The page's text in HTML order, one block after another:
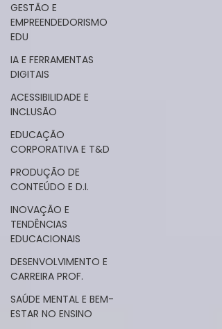
GESTÃO E
EMPREENDEDORISMO
EDU
IA E FERRAMENTAS
DIGITAIS
ACESSIBILIDADE E
INCLUSÃO
EDUCAÇÃO
CORPORATIVA E T&D
PRODUÇÃO DE
CONTEÚDO E D.I.
INOVAÇÃO E
TENDÊNCIAS
EDUCACIONAIS
DESENVOLVIMENTO E
CARREIRA PROF.
SAÚDE MENTAL E BEM-
ESTAR NO ENSINO